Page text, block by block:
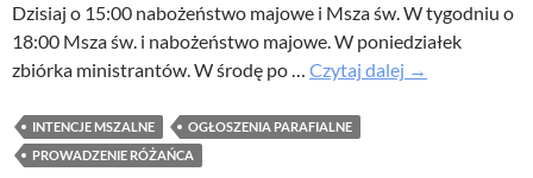
Dzisiaj o 15:00 nabożeństwo majowe i Msza św. W tygodniu o
18:00 Msza św. i nabożeństwo majowe. W poniedziałek
zbiórka ministrantów. W środę po … Czytaj dalej →
INTENCJE MSZALNE
OGŁOSZENIA PARAFIALNE
PROWADZENIE RÓŻAŃCA